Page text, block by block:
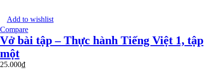
Add to wishlist
Compare
Vở bài tập – Thực hành Tiếng Việt 1, tập
một
25.000₫